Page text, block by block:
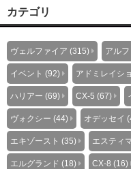
カテゴリ
ヴェルファイア (315) アル
イベント (92) アドミレイシ
ハリアー (69) CX-5 (67)
ヴォクシー (44) オデッセイ
エキゾースト (35) エスティ
エルグランド (18) CX-8 (16)